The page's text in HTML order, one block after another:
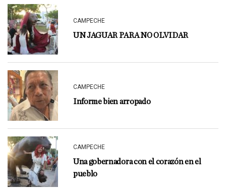
CAMPECHE
UN JAGUAR PARA NO OLVIDAR
CAMPECHE
Informe bien arropado
CAMPECHE
Una gobernadora con el corazón en el
pueblo